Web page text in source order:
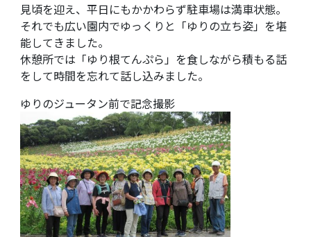
見頃を迎え、平日にもかかわらず駐車場は満車状態。
それでも広い園内でゆっくりと「ゆりの立ち姿」を堪
能してきました。
休憩所では「ゆり根てんぷら」を食しながら積もる話
をして時間を忘れて話し込みました。
ゆりのジュータン前で記念撮影